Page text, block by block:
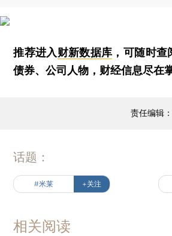
推荐进入财新数据库 ，可随时
债券、公司人物，财经信息尽在
责任编辑
话题：
#米莱 +关注
相关阅读